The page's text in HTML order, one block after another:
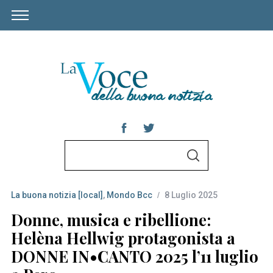
r
c
h
f
o
S
C
H
La buona notizia [local] , Mondo Bcc 8 Luglio 2025
Donne, musica e ribellione:
Helèna Hellwig protagonista a
DONNE IN•CANTO 2025 l’11 luglio